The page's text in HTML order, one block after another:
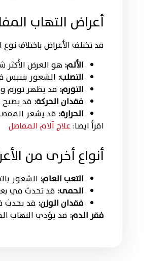
أعراض التهاب
قد تختلف الأعراض باختلاف
الألم:هو العرض الأكثر
التصلب: الشعور بتيبس
التورم: قد يظهر تورم
فقدان الحركة: قد
الحرارة: قد يشعر
اقرأ ايضا: علاج آلام المفاصل
أنواع أخرى من
التعب العام: الشعور
الحمى: قد تحدث في
فقدان الوزن: قد يحدث
فقر الدم: قد يؤدي التهاب